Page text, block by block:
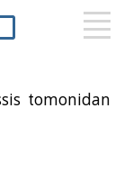
tomonidan